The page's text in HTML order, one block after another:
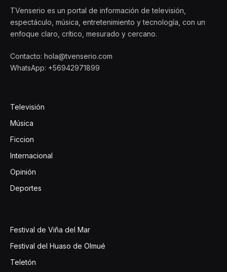
TVenserio es un portal de información de televisión,
espectáculo, música, entretenimiento y tecnología, con un
enfoque claro, crítico, mesurado y cercano.
Contacto: hola@tvenserio.com
WhatsApp: +56942971899
Televisión
Música
Ficcion
Internacional
Opinión
Deportes
Festival de Viña del Mar
Festival del Huaso de Olmué
Teletón